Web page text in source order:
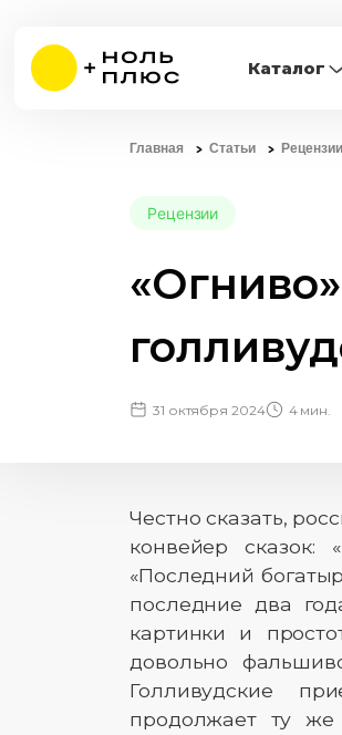
Каталог
Главная Статьи Рецензии
Рецензии
31 октября 2024 4 мин.
Честно сказать,
конвейер сказок:
«Последний
последние два
картинки и
довольно
Голливудские
продолжает ту же